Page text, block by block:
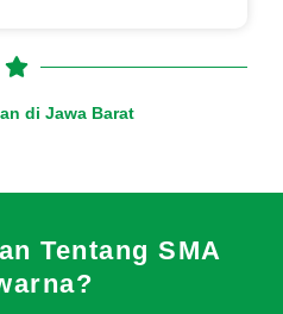
di Jawa Barat
Tentang SMA